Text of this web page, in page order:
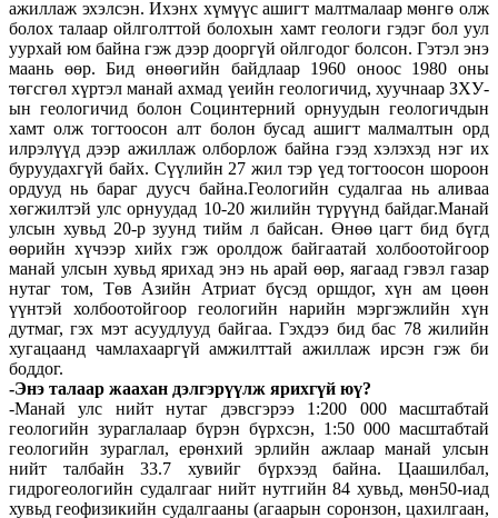
ажиллаж эхэлсэн. Ихэнх хүмүүс ашигт малтмалаар мөнгө олж
болох талаар ойлголттой болохын хамт геологи гэдэг бол уул
уурхай юм байна гэж дээр дооргүй ойлгодог болсон. Гэтэл энэ
маань өөр. Бид өнөөгийн байдлаар 1960 оноос 1980 оны
төгсгөл хүртэл манай ахмад үеийн геологичид, хуучнаар ЗХУ-
ын геологичид болон Социнтерний орнуудын геологичдын
хамт олж тогтоосон алт болон бусад ашигт малмалтын орд
илрэлүүд дээр ажиллаж олборлож байна гээд хэлэхэд нэг их
буруудахгүй байх. Сүүлийн 27 жил тэр үед тогтоосон шороон
ордууд нь бараг дуусч байна.Геологийн судалгаа нь аливаа
хөгжилтэй улс орнуудад 10-20 жилийн түрүүнд байдаг.Манай
улсын хувьд 20-р зуунд тийм л байсан. Өнөө цагт бид бүгд
өөрийн хүчээр хийх гэж оролдож байгаатай холбоотойгоор
манай улсын хувьд ярихад энэ нь арай өөр, яагаад гэвэл газар
нутаг том, Төв Азийн Атриат бүсэд оршдог, хүн ам цөөн
үүнтэй холбоотойгоор геологийн нарийн мэргэжлийн хүн
дутмаг, гэх мэт асуудлууд байгаа. Гэхдээ бид бас 78 жилийн
хугацаанд чамлахааргүй амжилттай ажиллаж ирсэн гэж би
боддог.
-Энэ талаар жаахан дэлгэрүүлж ярихгүй юү?
-Манай улс нийт нутаг дэвсгэрээ 1:200 000 масштабтай
геологийн зураглалаар бүрэн бүрхсэн, 1:50 000 масштабтай
геологийн зураглал, ерөнхий эрлийн ажлаар манай улсын
нийт талбайн 33.7 хувийг бүрхээд байна. Цаашилбал,
гидрогеологийн судалгааг нийт нутгийн 84 хувьд, мөн50-иад
хувьд геофизикийн судалгааны (агаарын соронзон, цахилгаан,